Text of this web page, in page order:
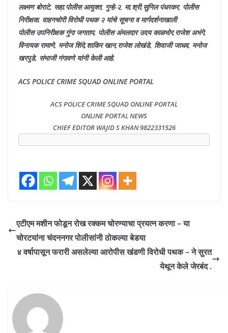
लक्ष्मण बोराटे, सहा.पोलीस आयुक्त, गुन्हे-२, मा.श्री.सुनिल पंधरकर, पोलीस
निरीक्षक, वाहनचोरी विरोधी पथक २ यांचे सूचना व मार्गदर्शनाखाली
पोलीस उपनिरीक्षक गुंगा जगताप, पोलीस अंमलदार उदय काळभोर,राजेश अभंगे,
विनायक रामाणे, मनोज शिंदे,शाकिर खान,राजेश लोखंडे, शिवाजी जाधव, मनोज
खरपुडे, संभाजी गंगावणे यांनी केली आहे.
ACS POLICE CRIME SQUAD ONLINE PORTAL
ACS POLICE CRIME SQUAD ONLINE PORTAL
ONLINE PORTAL NEWS
CHIEF EDITOR WAJID S KHAN9822331526
एटीएम मशीन फोडून रोख रक्कम चोरण्याचा प्रयत्न करणा – या
चोरटयांना चंदननगर पोलीसांनी ठोकल्या बेडया
४ वर्षापासून फरारी असलेल्या आरोपीस खंडणी विरोधी पथक – ने सुरत
येथून केले जेरबंद .